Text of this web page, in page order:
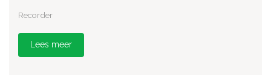
Recorder
Lees meer